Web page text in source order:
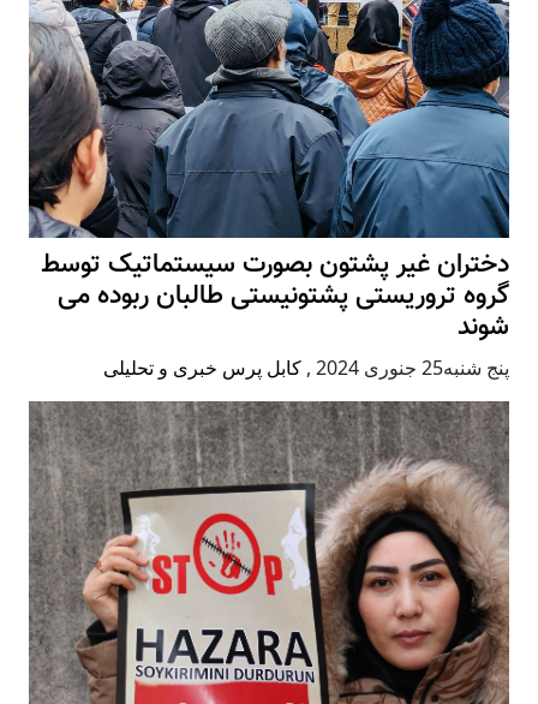
دختران غیر پشتون بصورت سیستماتیک توسط
گروه تروریستی پشتونیستی طالبان ربوده می
شوند
پنج شنبه25 جنوری 2024 , کابل پرس خبری و تحلیلی